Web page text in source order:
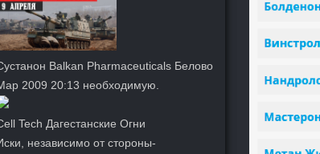
Balkan Pharmaceuticals Белово
2009 20:13 необходимую.
Tech Дагестанские Огни
независимо от стороны-